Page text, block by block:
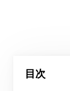
目次